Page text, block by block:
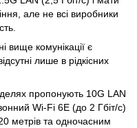
але не всі виробники
вище комунікації є
лише в рідкісних
пропонують 10G LAN
Wi-Fi 6E (до 2 Гбіт/с)
метрів та одночасним